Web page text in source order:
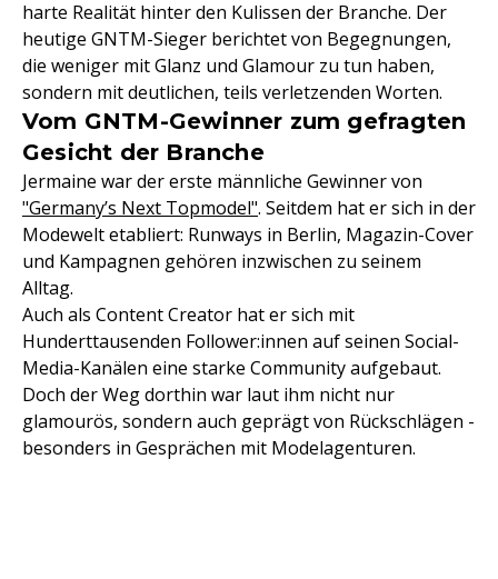
harte Realität hinter den Kulissen der Branche. Der
heutige GNTM-Sieger berichtet von Begegnungen,
die weniger mit Glanz und Glamour zu tun haben,
sondern mit deutlichen, teils verletzenden Worten.
Vom GNTM-Gewinner zum gefragten
Gesicht der Branche
Jermaine war der erste männliche Gewinner von
"Germany’s Next Topmodel". Seitdem hat er sich in der
Modewelt etabliert: Runways in Berlin, Magazin-Cover
und Kampagnen gehören inzwischen zu seinem
Alltag.
Auch als Content Creator hat er sich mit
Hunderttausenden Follower:innen auf seinen Social-
Media-Kanälen eine starke Community aufgebaut.
Doch der Weg dorthin war laut ihm nicht nur
glamourös, sondern auch geprägt von Rückschlägen -
besonders in Gesprächen mit Modelagenturen.